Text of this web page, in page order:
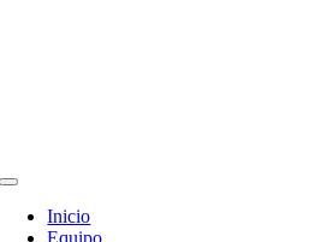
Toggle
Navigation
Inicio
Equipo